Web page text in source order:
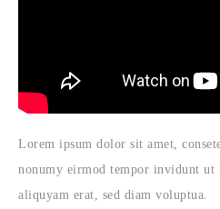
Lorem ipsum dolor sit amet,
nonumy eirmod tempor invidunt ut
aliquyam erat, sed diam voluptua.